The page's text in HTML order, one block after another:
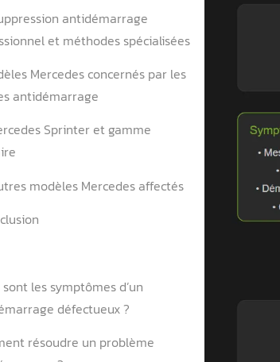
code d’urgence
diagnostic électronique
4. Quand faire appel à un professionnel
pour la réparation ?
4.1. Remplacement et
reprogrammation de clés
professionnel et méthodes spécialisées
5. Modèles Mercedes concernés par les